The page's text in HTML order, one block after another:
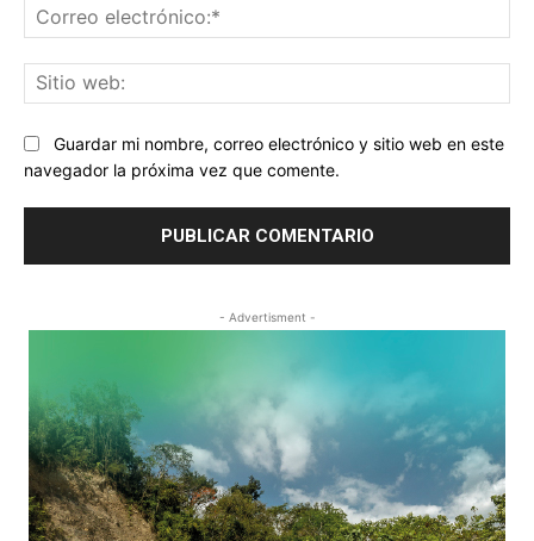
Guardar mi nombre, correo electrónico y sitio web en este
navegador la próxima vez que comente.
- Advertisment -